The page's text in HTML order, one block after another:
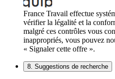
France Travail effectue
vérifier la légalité et la
malgré ces contrôles vous
inappropriés, vous pouvez
« Signaler cette offre ».
8. Suggestions de recherche